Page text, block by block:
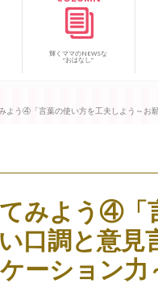
輝くママのNEWSな
“おはなし”
よう④「言葉の使い方を工夫しよう～お
みよう④「
口調と意見
ーション力